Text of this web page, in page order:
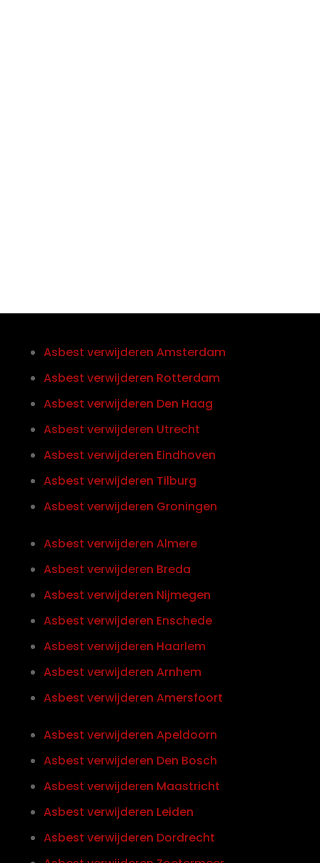
Asbest verwijderen Amsterdam
Asbest verwijderen Rotterdam
Asbest verwijderen Den Haag
Asbest verwijderen Utrecht
Asbest verwijderen Eindhoven
Asbest verwijderen Tilburg
Asbest verwijderen Groningen
Asbest verwijderen Almere
Asbest verwijderen Breda
Asbest verwijderen Nijmegen
Asbest verwijderen Enschede
Asbest verwijderen Haarlem
Asbest verwijderen Arnhem
Asbest verwijderen Amersfoort
Asbest verwijderen Apeldoorn
Asbest verwijderen Den Bosch
Asbest verwijderen Maastricht
Asbest verwijderen Leiden
Asbest verwijderen Dordrecht